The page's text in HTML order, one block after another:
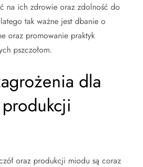
na ich zdrowie oraz zdolność do
tak ważne jest dbanie o
oraz promowanie praktyk
pszczołom.
dla
oraz produkcji miodu są coraz